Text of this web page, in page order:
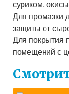
суриком,
Для промазки
защиты от
Для покрытия
помещений с